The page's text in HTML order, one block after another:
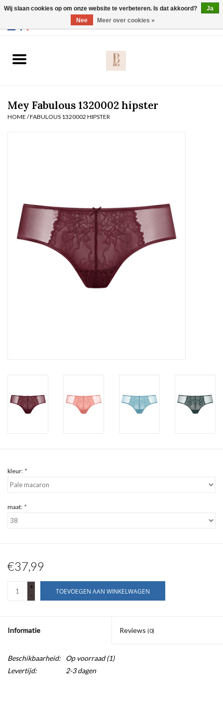
Slip
Homewear
Badmode
Mey Fabulous 1320002 hipster
HOME /FABULOUS 1320002 HIPSTER
kleur: *
maat: *
€37,99
+
-
TOEVOEGEN AAN WINKELWAGEN
Informatie Reviews (0)
Beschikbaarheid: Op voorraad(1)
Levertijd:
2-3 dagen
Wij slaan cookies op om onze website te verbeteren. Is dat akkoord?
Ja
Nee
Meer over cookies »
Webshop werkt met EU maten. .